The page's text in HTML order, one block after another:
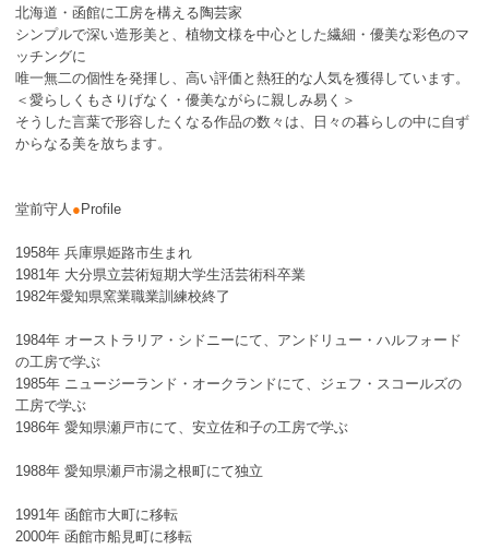
北海道・函館に工房を構える陶芸家
シンプルで深い造形美と、植物文様を中心とした繊細・優美な彩色のマ
ッチングに
唯一無二の個性を発揮し、高い評価と熱狂的な人気を獲得しています。
＜愛らしくもさりげなく・優美ながらに親しみ易く＞
そうした言葉で形容したくなる作品の数々は、日々の暮らしの中に自ず
からなる美を放ちます。
堂前守人 ● Profile
1958年 兵庫県姫路市生まれ
1981年 大分県立芸術短期大学生活芸術科卒業
1982年愛知県窯業職業訓練校終了
1984年 オーストラリア・シドニーにて、アンドリュー・ハルフォード
の工房で学ぶ
1985年 ニュージーランド・オークランドにて、ジェフ・スコールズの
工房で学ぶ
1986年 愛知県瀬戸市にて、安立佐和子の工房で学ぶ
1988年 愛知県瀬戸市湯之根町にて独立
1991年 函館市大町に移転
2000年 函館市船見町に移転